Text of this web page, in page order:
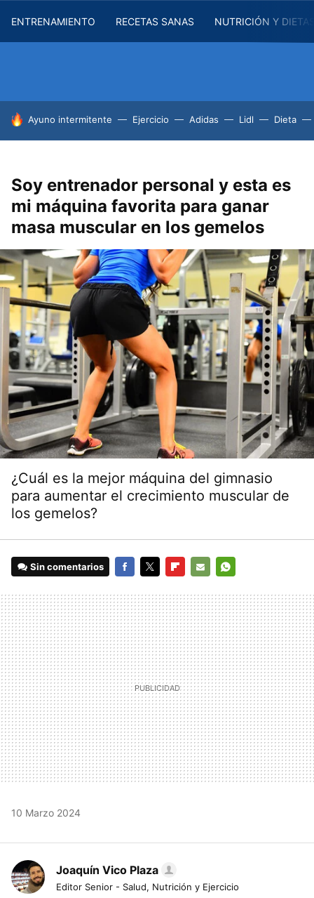
ENTRENAMIENTO RECETAS SANAS NUTRICIÓN Y
HOY SE HABLA DE
Ayuno intermitente Ejercicio Adidas Lidl Dieta
Soy entrenador personal y esta es
mi máquina favorita para ganar
masa muscular en los gemelos
¿Cuál es la mejor máquina del gimnasio
para aumentar el crecimiento muscular de
los gemelos?
Sin comentarios
MAIL
10 Marzo 2024
Joaquín Vico Plaza
Editor Senior - Salud, Nutrición y Ejercicio